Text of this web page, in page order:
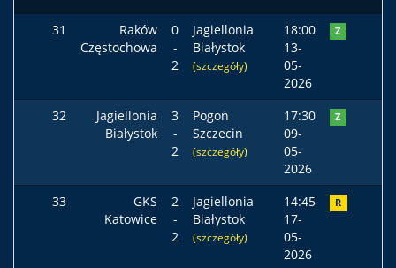
31
Raków
Częstochowa
0
-
2
Jagiellonia
Białystok
(szczegóły)
18:00
13-
05-
2026
Z
32
Jagiellonia
Białystok
3
-
2
Pogoń
Szczecin
(szczegóły)
17:30
09-
05-
2026
Z
33
GKS
Katowice
2
-
2
Jagiellonia
Białystok
(szczegóły)
14:45
17-
05-
2026
R